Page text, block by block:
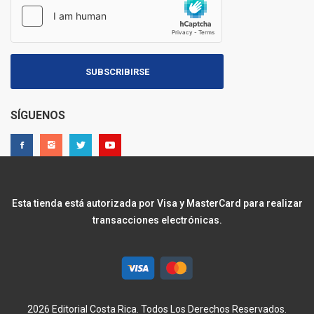
SUBSCRIBIRSE
SÍGUENOS
Esta tienda está autorizada por Visa y MasterCard para realizar
transacciones electrónicas.
2026 Editorial Costa Rica. Todos Los Derechos Reservados.